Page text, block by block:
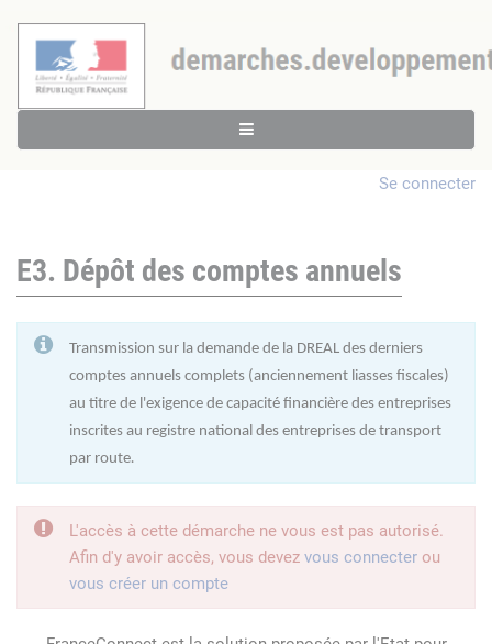
Se connecter
E3. Dépôt des comptes annuels
Transmission sur la demande de la DREAL des derniers
comptes annuels complets (anciennement liasses fiscales)
au titre de l'exigence de capacité financière des entreprises
inscrites au registre national des entreprises de transport
par route.
L'accès à cette démarche ne vous est pas autorisé.
Afin d'y avoir accès, vous devez vous connecter ou
vous créer un compte